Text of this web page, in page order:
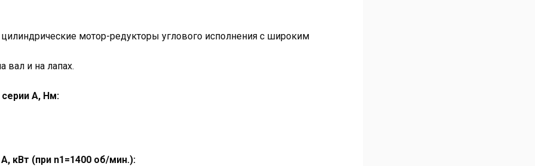
мотор-редукторы углового исполнения с широким
вал и на лапах.
А, Нм:
А, кВт (при n1=1400 об/мин.):